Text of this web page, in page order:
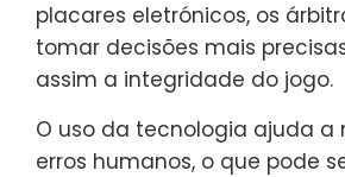
placares eletrónicos, os
tomar decisões mais
assim a integridade do jogo.
O uso da tecnologia ajuda a
erros humanos, o que pode